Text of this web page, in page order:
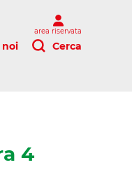
noi Cerca
area riservata
4